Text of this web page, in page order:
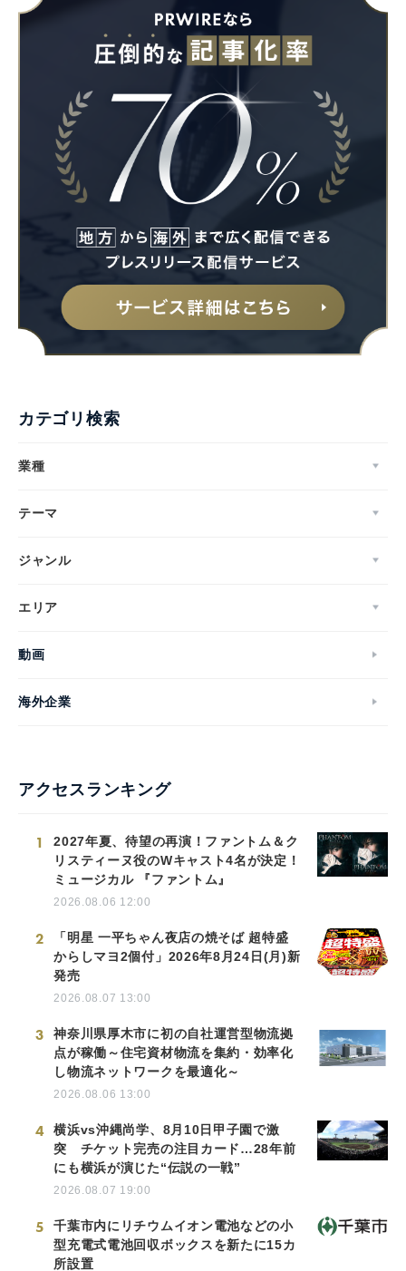
カテゴリ検索
業種
テーマ
ジャンル
エリア
動画
海外企業
アクセスランキング
1
2027年夏、待望の再演！ファントム＆ク
リスティーヌ役のWキャスト4名が決定！
ミュージカル 『ファントム』
2026.08.06 12:00
2
「明星 一平ちゃん夜店の焼そば 超特盛
からしマヨ2個付」2026年8月24日(月)新
発売
2026.08.07 13:00
3
神奈川県厚木市に初の自社運営型物流拠
点が稼働～住宅資材物流を集約・効率化
し物流ネットワークを最適化～
2026.08.06 13:00
4
横浜vs沖縄尚学、8月10日甲子園で激
突 チケット完売の注目カード…28年前
にも横浜が演じた“伝説の一戦”
2026.08.07 19:00
5
千葉市内にリチウムイオン電池などの小
型充電式電池回収ボックスを新たに15カ
所設置
English